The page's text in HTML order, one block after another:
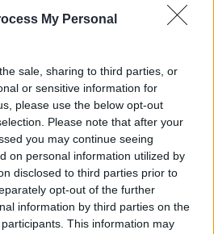
My Personal
sale, sharing to third parties, or
or sensitive information for
please use the below opt-out
Please note that after your
you may continue seeing
on personal information utilized by
disclosed to third parties prior to
opt-out of the further
information by third parties on the
participants. This information may